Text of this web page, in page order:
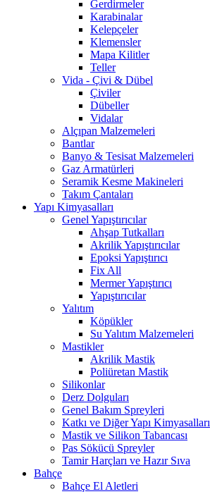
Gerdirmeler
Karabinalar
Kelepçeler
Klemensler
Mapa Kilitler
Teller
Vida - Çivi & Dübel
Çiviler
Dübeller
Vidalar
Alçıpan Malzemeleri
Bantlar
Banyo & Tesisat Malzemeleri
Gaz Armatürleri
Seramik Kesme Makineleri
Takım Çantaları
Yapı Kimyasalları
Genel Yapıştırıcılar
Ahşap Tutkalları
Akrilik Yapıştırıcılar
Epoksi Yapıştırıcı
Fix All
Mermer Yapıştırıcı
Yapıştırıcılar
Yalıtım
Köpükler
Su Yalıtım Malzemeleri
Mastikler
Akrilik Mastik
Poliüretan Mastik
Silikonlar
Derz Dolguları
Genel Bakım Spreyleri
Katkı ve Diğer Yapı Kimyasalları
Mastik ve Silikon Tabancası
Pas Sökücü Spreyler
Tamir Harçları ve Hazır Sıva
Bahçe
Bahçe El Aletleri